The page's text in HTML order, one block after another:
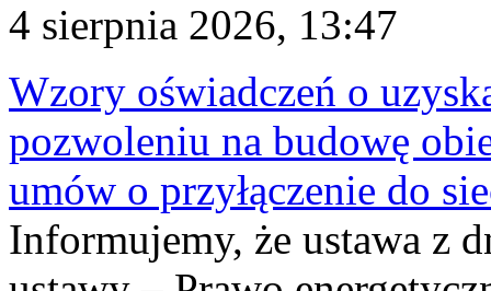
4 sierpnia 2026, 13:47
Wzory oświadczeń o
pozwoleniu na budowę
umów o przyłączenie do
Informujemy, że ustawa z